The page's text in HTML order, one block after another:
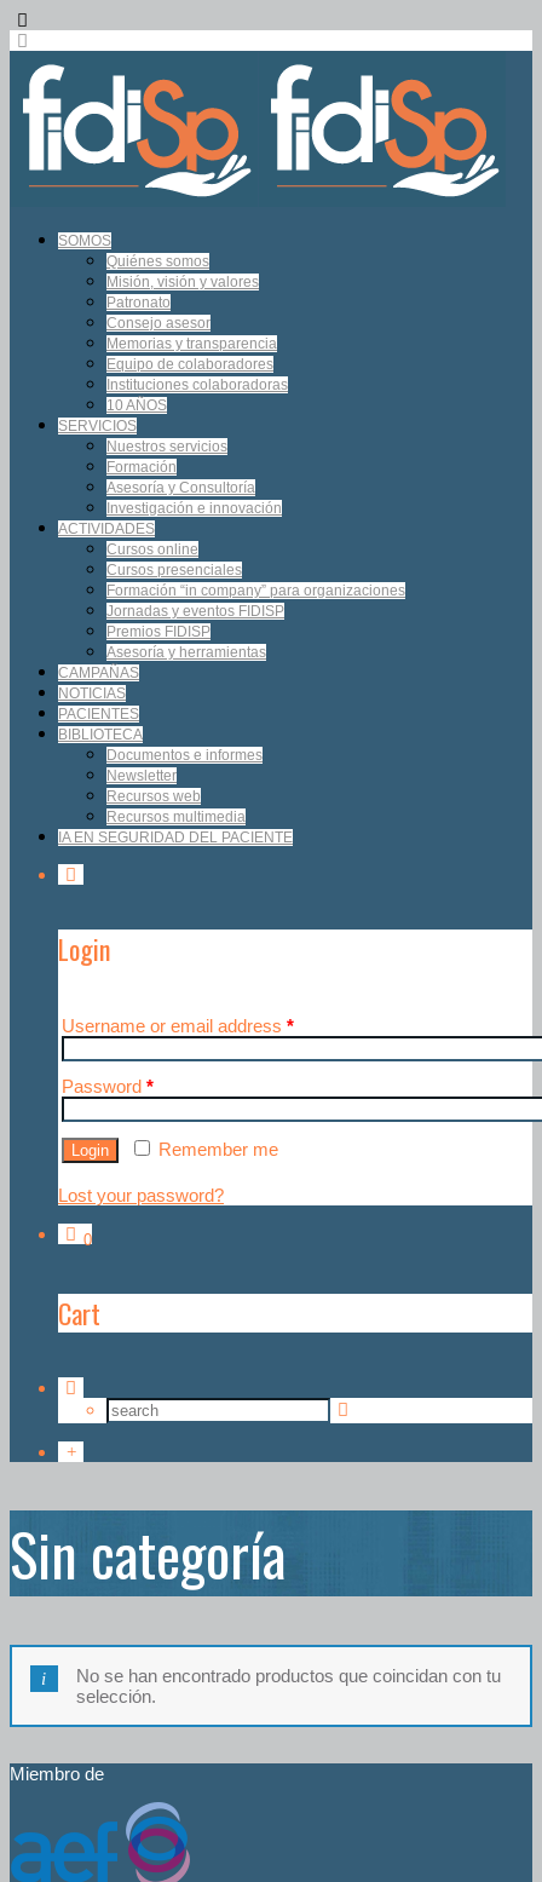
SOMOS
Quiénes somos
Misión, visión y valores
Patronato
Consejo asesor
Memorias y transparencia
Equipo de colaboradores
Instituciones colaboradoras
10 AÑOS
SERVICIOS
Nuestros servicios
Formación
Asesoría y Consultoría
Investigación e innovación
ACTIVIDADES
Cursos online
Cursos presenciales
Formación “in company” para organizaciones
Jornadas y eventos FIDISP
Premios FIDISP
Asesoría y herramientas
CAMPAÑAS
NOTICIAS
PACIENTES
BIBLIOTECA
Documentos e informes
Newsletter
Recursos web
Recursos multimedia
IA EN SEGURIDAD DEL PACIENTE
Login
Username or email address *
Password *
Remember me
Lost your password?
0
Cart
Sin categoría
No se han encontrado productos que coincidan con tu
selección.
Miembro de